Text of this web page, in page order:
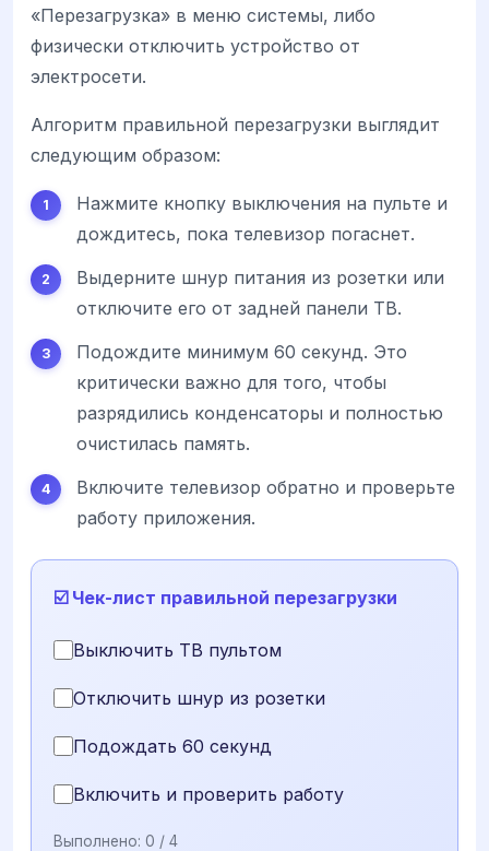
«Перезагрузка» в меню системы, либо
физически отключить устройство от
электросети.
Алгоритм правильной перезагрузки выглядит
следующим образом:
Нажмите кнопку выключения на пульте и
дождитесь, пока телевизор погаснет.
Выдерните шнур питания из розетки или
отключите его от задней панели ТВ.
Подождите минимум 60 секунд. Это
критически важно для того, чтобы
разрядились конденсаторы и полностью
очистилась память.
Включите телевизор обратно и проверьте
работу приложения.
☑️ Чек-лист правильной перезагрузки
Выключить ТВ пультом
Отключить шнур из розетки
Подождать 60 секунд
Включить и проверить работу
Выполнено: 0 / 4